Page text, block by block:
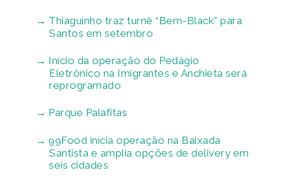
Thiaguinho traz turnê “Bem-Black” para
Santos em setembro
Início da operação do Pedágio
Eletrônico na Imigrantes e Anchieta será
reprogramado
Parque Palafitas
99Food inicia operação na Baixada
Santista e amplia opções de delivery em
seis cidades